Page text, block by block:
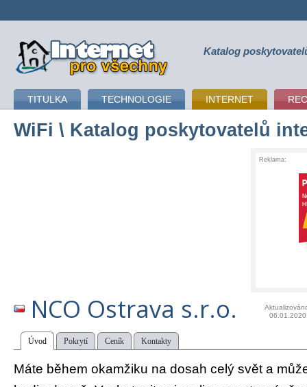
připojení k internetu Katalog
TITULKA TECHNOLOGIE INTERNET
WiFi \ Katalog poskytovatelů
Reklama:
NCO Ostrava s.r.o.
06.01.2020
Úvod Pokrytí Ceník Kontakty
Máte během okamžiku na dosah celý svět a